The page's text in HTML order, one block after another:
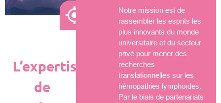
L’expertise
de
Notre mission est de
rassembler les esprits les
plus innovants du monde
universitaire et du secteur
privé pour mener des
recherches
translationnelles sur les
hémopathies lymphoïdes.
Par le biais de partenariats